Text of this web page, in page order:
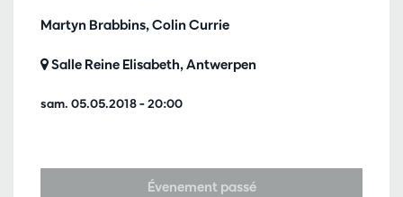
Martyn Brabbins, Colin Currie
sam. 05.05.2018– 20:00
Salle Reine Elisabeth, Antwerpen
Évenement passé